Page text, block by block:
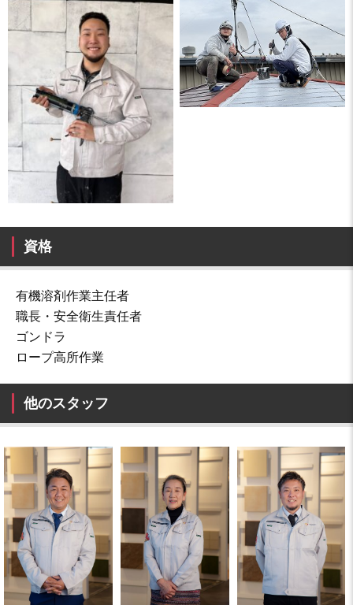
資格
有機溶剤作業主任者
職長・安全衛生責任者
ゴンドラ
ロープ高所作業
他のスタッフ